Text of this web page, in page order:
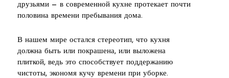
друзьями — в современной кухне протекает почти
половина времени пребывания дома.
В нашем мире остался стереотип, что кухня
должна быть или покрашена, или выложена
плиткой, ведь это способствует поддержанию
чистоты, экономя кучу времени при уборке.